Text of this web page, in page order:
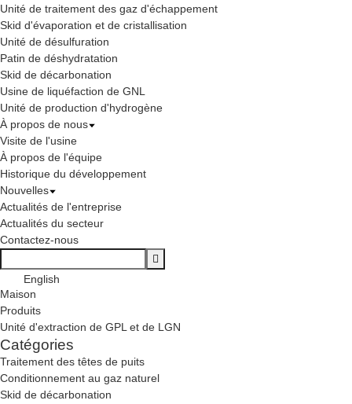
Unité de traitement des gaz d'échappement
Skid d'évaporation et de cristallisation
Unité de désulfuration
Patin de déshydratation
Skid de décarbonation
Usine de liquéfaction de GNL
Unité de production d'hydrogène
À propos de nous
Visite de l'usine
À propos de l'équipe
Historique du développement
Nouvelles
Actualités de l'entreprise
Actualités du secteur
Contactez-nous
English
Maison
Produits
Unité d'extraction de GPL et de LGN
Catégories
Traitement des têtes de puits
Conditionnement au gaz naturel
Skid de décarbonation